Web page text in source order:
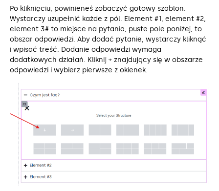
Po kliknięciu, powinieneś zobaczyć gotowy szablon.
Wystarczy uzupełnić każde z pól. Element #1, element #2,
element 3# to miejsce na pytania, puste pole poniżej, to
obszar odpowiedzi. Aby dodać pytanie, wystarczy kliknąć
i wpisać treść. Dodanie odpowiedzi wymaga
dodatkowych działań. Kliknij + znajdujący się w obszarze
odpowiedzi i wybierz pierwsze z okienek.